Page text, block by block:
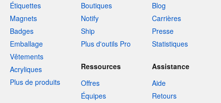
Étiquettes
Magnets
Badges
Emballage
Vêtements
Acryliques
Plus de produits
Boutiques
Notify
Ship
Plus d'outils Pro
Blog
Carrières
Presse
Statistiques
Ressources
Offres
Équipes
Assistance
Aide
Retours